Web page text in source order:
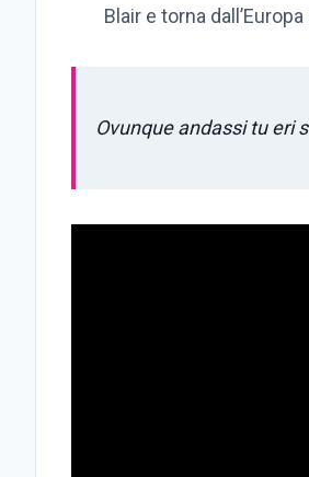
Blair e torna
Ovunque andassi tu eri